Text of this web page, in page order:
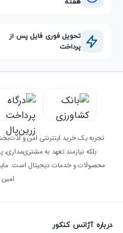
تحویل فوری فایل پس از
پرداخت
تجربه یک خرید اینترنتی امن و
بلکه نیازمند تعهد به
درباره آژانس کنکور